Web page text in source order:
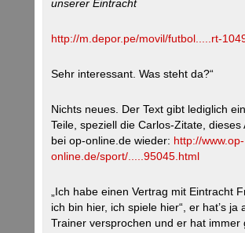
unserer Eintracht
http://m.depor.pe/movil/futbol.....rt-
Sehr interessant. Was steht da?“
Nichts neues. Der Text gibt lediglich
Teile, speziell die Carlos-Zitate, dieses
bei op-online.de wieder: http://www.op-
online.de/sport/.....95045.html
„Ich habe einen Vertrag mit Eintracht
ich bin hier, ich spiele hier“, er hat’s ja
Trainer versprochen und er hat immer